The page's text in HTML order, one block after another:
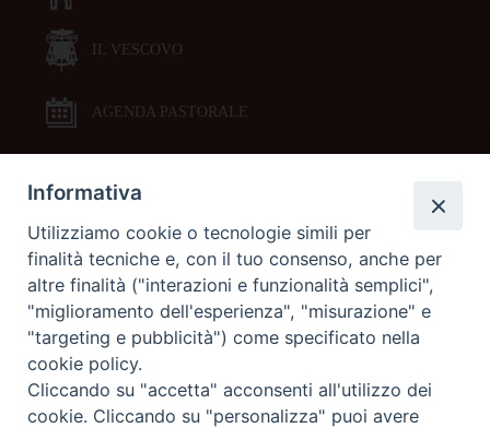
IL VESCOVO
AGENDA PASTORALE
DOCUMENTI PASTORALI
ORARI MESSE
LITURGIA DELLE ORE
GALLERIE FOTOGRAFICHE
Informativa
Utilizziamo cookie o tecnologie simili per
finalità tecniche e, con il tuo consenso, anche per
altre finalità ("interazioni e funzionalità semplici",
"miglioramento dell'esperienza", "misurazione" e
"targeting e pubblicità") come specificato nella
cookie policy.
Cliccando su "accetta" acconsenti all'utilizzo dei
cookie. Cliccando su "personalizza" puoi avere